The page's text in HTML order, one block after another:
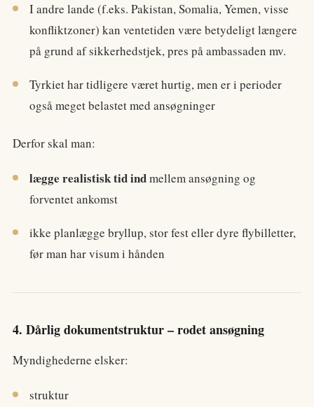
I andre lande (f.eks. Pakistan, Somalia, Yemen, visse
konfliktzoner) kan ventetiden være betydeligt længere
på grund af sikkerhedstjek, pres på ambassaden mv.
Tyrkiet har tidligere været hurtig, men er i perioder
også meget belastet med ansøgninger
Derfor skal man:
lægge realistisk tid indmellem ansøgning og
forventet ankomst
ikke planlægge bryllup, stor fest eller dyre flybilletter,
før man har visum i hånden
4. Dårlig dokumentstruktur – rodet ansøgning
Myndighederne elsker:
struktur